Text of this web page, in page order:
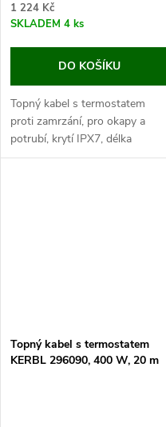
1 224 Kč
SKLADEM 4 ks
DO KOŠÍKU
Topný kabel s termostatem
proti zamrzání, pro okapy a
potrubí, krytí IPX7, délka
topného kabelu 10 m, délka
Topný kabel s termostatem
KERBL 296090, 400 W, 20 m